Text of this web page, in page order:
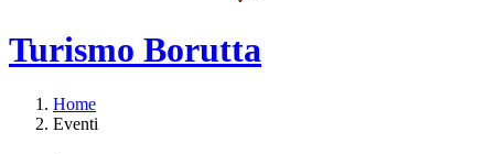
Turismo Borutta
Home
Eventi